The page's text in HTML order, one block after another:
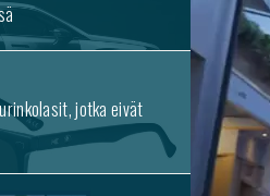
jotka eivät